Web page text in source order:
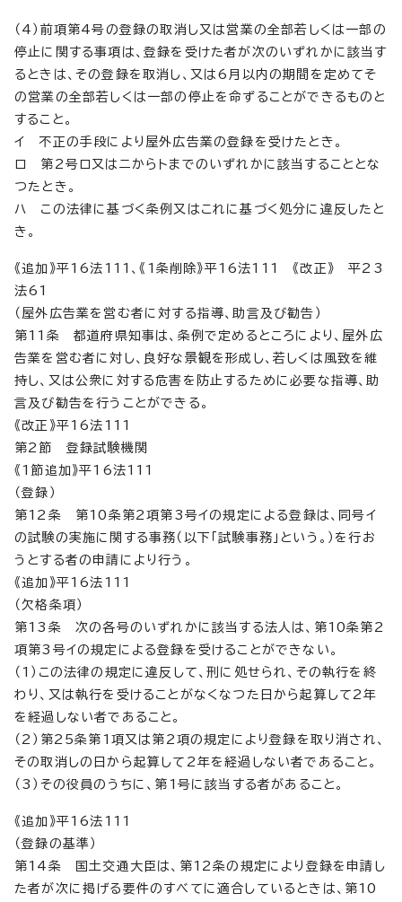
（4）前項第4号の登録の取消し又は営業の全部若しくは一部の
停止に関する事項は、登録を受けた者が次のいずれかに該当す
るときは、その登録を取消し、又は6月以内の期間を定めてそ
の営業の全部若しくは一部の停止を命ずることができるものと
すること。
イ 不正の手段により屋外広告業の登録を受けたとき。
ロ 第2号ロ又はニからトまでのいずれかに該当することとな
つたとき。
ハ この法律に基づく条例又はこれに基づく処分に違反したと
き。
《追加》平16法111、《1条削除》平16法111 《改正》 平23
法61
（屋外広告業を営む者に対する指導、助言及び勧告）
第11条 都道府県知事は、条例で定めるところにより、屋外広
告業を営む者に対し、良好な景観を形成し、若しくは風致を維
持し、又は公衆に対する危害を防止するために必要な指導、助
言及び勧告を行うことができる。
《改正》平16法111
第2節 登録試験機関
《1節追加》平16法111
（登録）
第12条 第10条第2項第3号イの規定による登録は、同号イ
の試験の実施に関する事務（以下「試験事務」という。）を行お
うとする者の申請により行う。
《追加》平16法111
（欠格条項）
第13条 次の各号のいずれかに該当する法人は、第10条第2
項第3号イの規定による登録を受けることができない。
（1）この法律の規定に違反して、刑に処せられ、その執行を終
わり、又は執行を受けることがなくなつた日から起算して2年
を経過しない者であること。
（2）第25条第1項又は第2項の規定により登録を取り消され、
その取消しの日から起算して2年を経過しない者であること。
（3）その役員のうちに、第1号に該当する者があること。
《追加》平16法111
（登録の基準）
第14条 国土交通大臣は、第12条の規定により登録を申請し
た者が次に掲げる要件のすべてに適合しているときは、第10